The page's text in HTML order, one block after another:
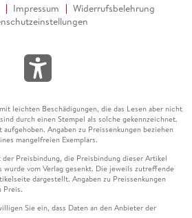
Impressum
Widerrufsbelehrung
leichten Beschädigungen, die das Lesen aber nicht
durch einen Stempel als solche gekennzeichnet.
Angaben zu Preissenkungen beziehen
mangelfreien Exemplars.
Preisbindung, die Preisbindung dieser Artikel
wurde vom Verlag gesenkt. Die jeweils zutreffende
dargestellt. Angaben zu Preissenkungen
Preis.
Sie ein, dass Daten an den Anbieter der